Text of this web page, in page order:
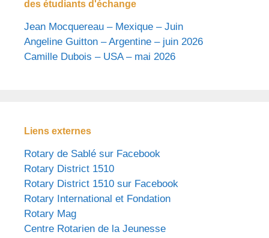
des étudiants d'échange
Jean Mocquereau – Mexique – Juin
Angeline Guitton – Argentine – juin 2026
Camille Dubois – USA – mai 2026
Liens externes
Rotary de Sablé sur Facebook
Rotary District 1510
Rotary District 1510 sur Facebook
Rotary International et Fondation
Rotary Mag
Centre Rotarien de la Jeunesse